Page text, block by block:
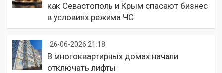
как Севастополь и Крым спасают бизнес
в условиях режима ЧС
26-06-2026 21:18
В многоквартирных домах начали
отключать лифты